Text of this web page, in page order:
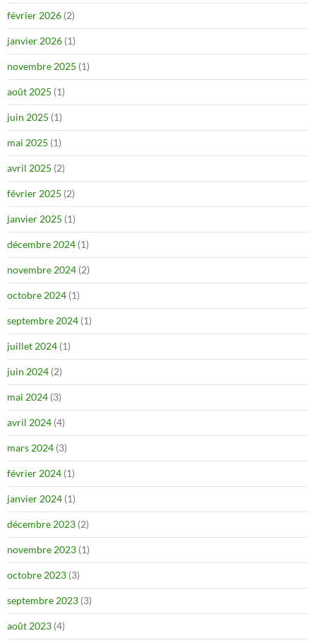
février 2026 (2)
janvier 2026 (1)
novembre 2025 (1)
août 2025 (1)
juin 2025 (1)
mai 2025 (1)
avril 2025 (2)
février 2025 (2)
janvier 2025 (1)
décembre 2024 (1)
novembre 2024 (2)
octobre 2024 (1)
septembre 2024 (1)
juillet 2024 (1)
juin 2024 (2)
mai 2024 (3)
avril 2024 (4)
mars 2024 (3)
février 2024 (1)
janvier 2024 (1)
décembre 2023 (2)
novembre 2023 (1)
octobre 2023 (3)
septembre 2023 (3)
août 2023 (4)